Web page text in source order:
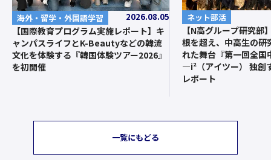
海外・留学・外国語学習 2026.08.05
【国際教育プログラム実施レポート】キ
ャンパスライフとK-Beautyなどの韓流
文化を体験する『韓国体験ツアー2026』
を初開催
ネット部活
【N高グループ研究部
根を超え、中高生の研
れた舞台『第一回全国
—i²（アイツー） 独創
レポート
一覧にもどる